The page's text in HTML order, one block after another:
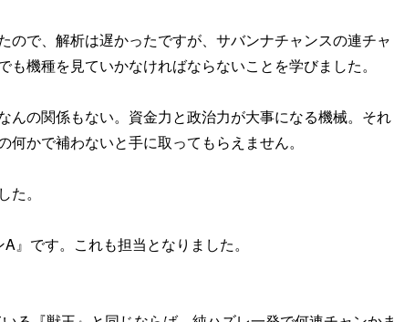
ので、解析は遅かったですが、サバンナチャンスの連チャ
も機種を見ていかなければならないことを学びました。
んの関係もない。資金力と政治力が大事になる機械。それ
かで補わないと手に取ってもらえません。
。
』です。これも担当となりました。